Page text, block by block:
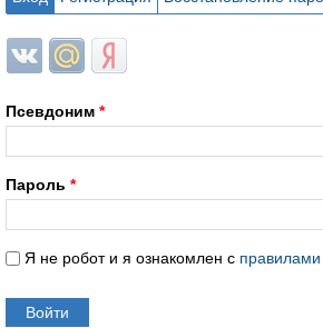
Login with ВКонтакте
Login with Mail.ru
Login with Яндекс
Псевдоним *
Пароль *
Я не робот и я ознакомлен с правилами